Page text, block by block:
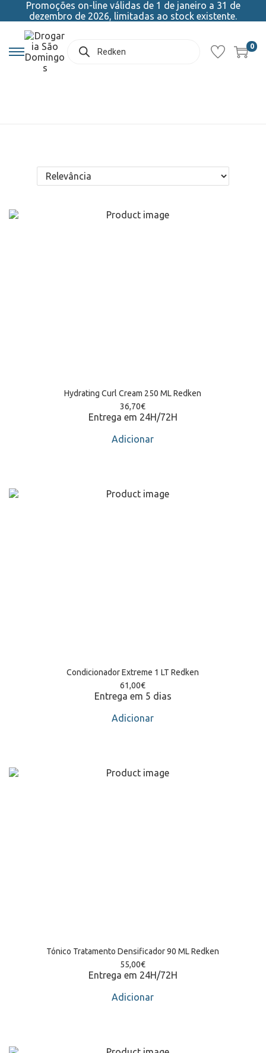
Promoções on-line válidas de 1 de janeiro a 31 de
dezembro de 2026, limitadas ao stock existente.
0
Hydrating Curl Cream 250 ML Redken
36,70€
Entrega em 24H/72H
Adicionar
Condicionador Extreme 1 LT Redken
61,00€
Entrega em 5 dias
Adicionar
Tónico Tratamento Densificador 90 ML Redken
55,00€
Entrega em 24H/72H
Adicionar